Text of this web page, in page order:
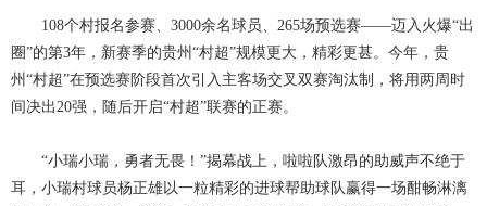
108个村报名参赛、3000余名球员、265场预选赛——迈入火爆“出
圈”的第3年，新赛季的贵州“村超”规模更大，精彩更甚。今年，贵
州“村超”在预选赛阶段首次引入主客场交叉双赛淘汰制，将用两周时
间决出20强，随后开启“村超”联赛的正赛。
“小瑞小瑞，勇者无畏！”揭幕战上，啦啦队激昂的助威声不绝于
耳，小瑞村球员杨正雄以一粒精彩的进球帮助球队赢得一场酣畅淋漓